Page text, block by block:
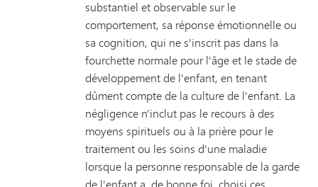
substantiel et observable sur le
comportement, sa réponse émotionnelle ou
sa cognition, qui ne s'inscrit pas dans la
fourchette normale pour l'âge et le stade de
développement de l'enfant, en tenant
dûment compte de la culture de l'enfant. La
négligence n'inclut pas le recours à des
moyens spirituels ou à la prière pour le
traitement ou les soins d'une maladie
lorsque la personne responsable de la garde